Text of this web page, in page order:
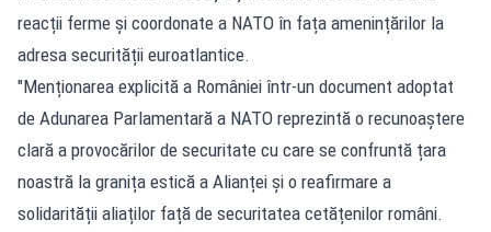
reacții ferme și coordonate a NATO în fața amenințărilor la
adresa securității euroatlantice.
"Menționarea explicită a României într-un document adoptat
de Adunarea Parlamentară a NATO reprezintă o recunoaștere
clară a provocărilor de securitate cu care se confruntă țara
noastră la granița estică a Alianței și o reafirmare a
solidarității aliaților față de securitatea cetățenilor români.